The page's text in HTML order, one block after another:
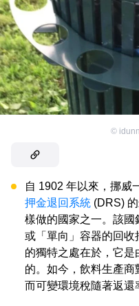
©
自 1902 年以來，挪威
押金退回系統 (DRS)
樣做的國家之一。該
或「單向」容器的回
的獨特之處在於，它
的。如今，飲料生產商
而可變環境稅隨著返還